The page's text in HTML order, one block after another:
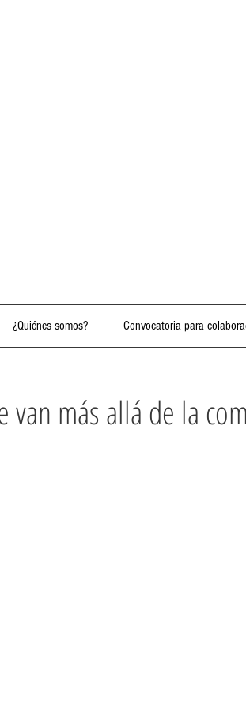
¿Quiénes somos? Convocatoria para
más allá de la